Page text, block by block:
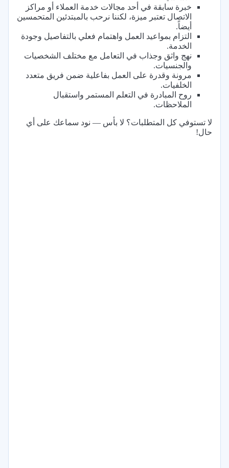
خبرة سابقة في أحد مجالات خدمة العملاء أو مراكز
الاتصال تعتبر ميزة، لكننا نرحب بالمبتدئين المتحمسين
أيضاً.
التزام بمواعيد العمل واهتمام فعلي بالتفاصيل وجودة
الخدمة.
نهج واثق وجذاب في التعامل مع مختلف الشخصيات
والجنسيات.
مرونة وقدرة على العمل بفاعلية ضمن فريق متعدد
الخلفيات.
روح المبادرة في التعلم المستمر واستقبال
الملاحظات.
لا تستوفي كل المتطلبات؟ لا بأس — نود سماعك على أي
حال!